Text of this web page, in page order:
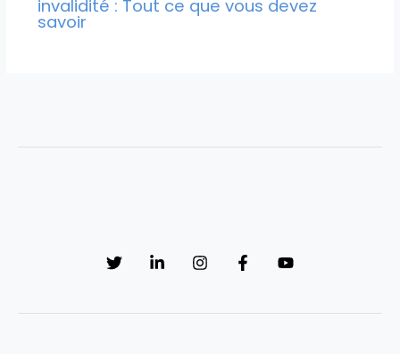
invalidité : Tout ce que vous devez
savoir